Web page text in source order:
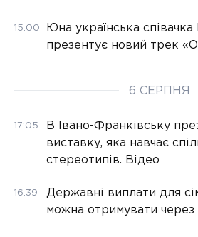
15:00
Юна українська
презентує новий трек
6 СЕРПНЯ
17:05
В Івано-Франківську
виставку, яка навчає
стереотипів. Відео
16:39
Державні виплати для
можна отримувати через